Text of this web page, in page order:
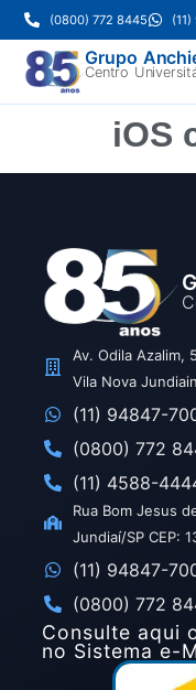
(0800) 772 8445
Grupo
Centro
iOS
Av. Odila Azalim,
Vila Nova
(11) 94847-
(0800) 772
(11) 4588-
Rua Bom Jesus
Jundiaí/SP CEP:
(11) 94847-
(0800) 772
Consulte aqui
no Sistema e-